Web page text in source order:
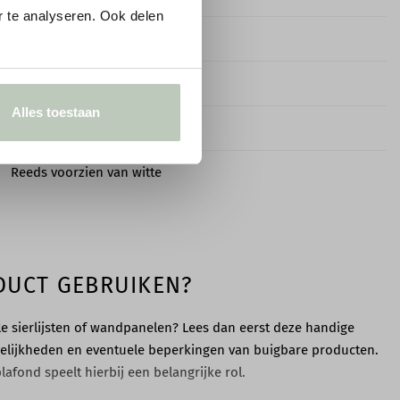
te analyseren. Ook delen
Alles toestaan
70,0 cm
Reeds voorzien van witte
Met lak of muurverf
Bestand tegen de meeste
algemene oplosmiddelen en
water
GEBRUIKEN?
sierlijsten of wandpanelen? Lees dan eerst deze handige
en eventuele beperkingen van buigbare producten.
speelt hierbij een belangrijke rol.